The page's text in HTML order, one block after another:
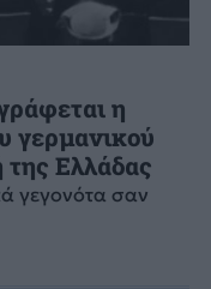
η
γερμανικού
Ελλάδας
γεγονότα σαν